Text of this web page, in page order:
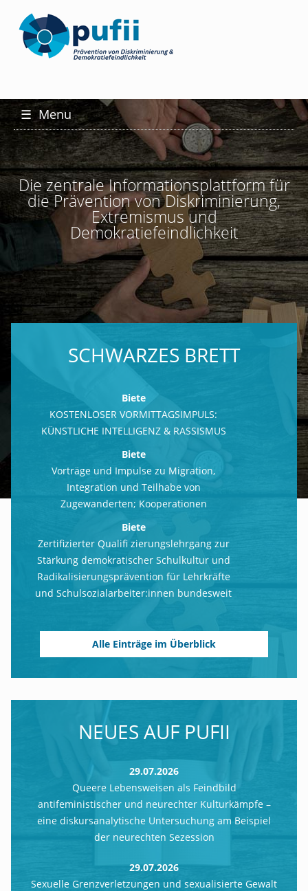
☰ Menu
Die zentrale Informationsplattform für
die Prävention von Diskriminierung,
Extremismus und
Demokratiefeindlichkeit
SCHWARZES BRETT
Biete
KOSTENLOSER VORMITTAGSIMPULS:
KÜNSTLICHE INTELLIGENZ & RASSISMUS
Biete
Vorträge und Impulse zu Migration,
Integration und Teilhabe von
Zugewanderten; Kooperationen
Biete
Zertifizierter Qualifi zierungslehrgang zur
Stärkung demokratischer Schulkultur und
Radikalisierungsprävention für Lehrkräfte
und Schulsozialarbeiter:innen bundesweit
Alle Einträge im Überblick
NEUES AUF PUFII
29.07.2026
Queere Lebensweisen als Feindbild
antifeministischer und neurechter Kulturkämpfe –
eine diskursanalytische Untersuchung am Beispiel
der neurechten Sezession
29.07.2026
Sexuelle Grenzverletzungen und sexualisierte Gewalt